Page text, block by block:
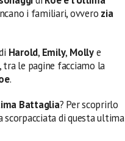
i familiari, ovvero zia
Harold, Emily, Mollye
tra le pagine facciamo la
.
Battaglia? Per scoprirlo
di questa ultima